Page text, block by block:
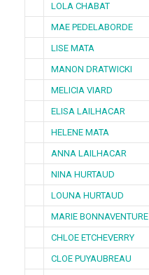
LOLA CHABAT
MAE PEDELABORDE
LISE MATA
MANON DRATWICKI
MELICIA VIARD
ELISA LAILHACAR
HELENE MATA
ANNA LAILHACAR
NINA HURTAUD
LOUNA HURTAUD
MARIE BONNAVENTURE
CHLOE ETCHEVERRY
CLOE PUYAUBREAU